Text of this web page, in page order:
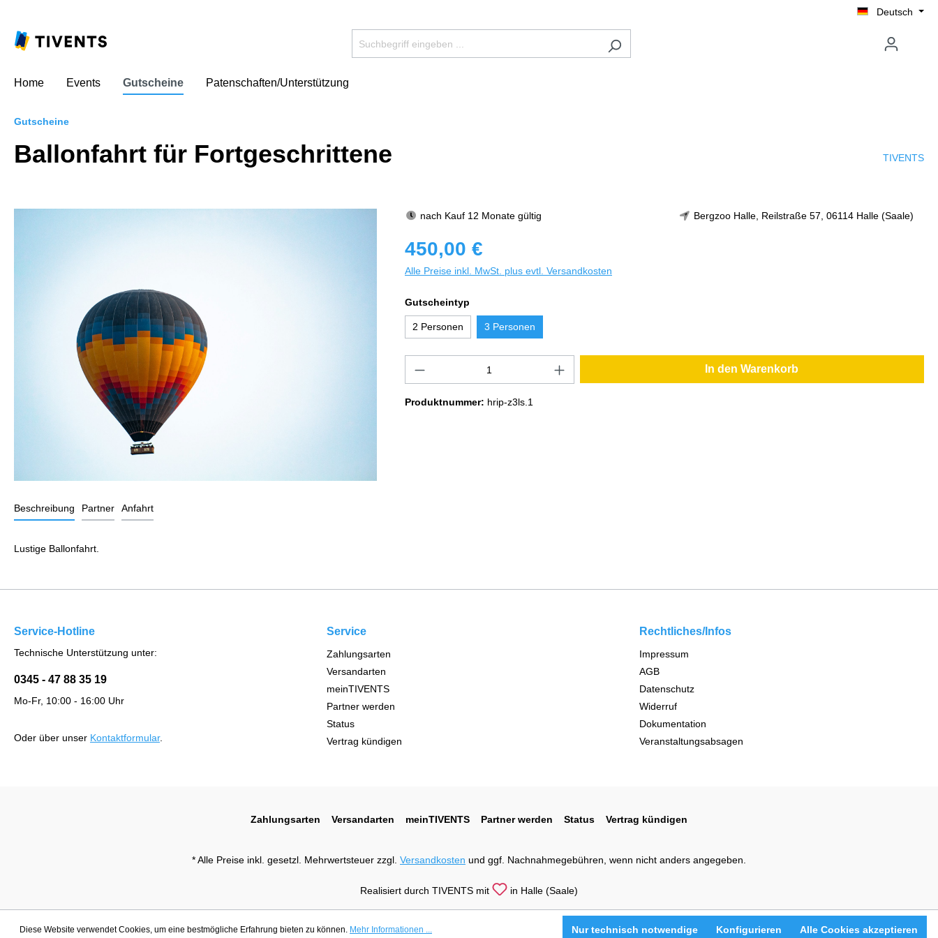
Deutsch
Home Events Gutscheine Patenschaften/Unterstützung
Gutscheine
Ballonfahrt für Fortgeschrittene TIVENTS
nach Kauf 12 Monate gültig Bergzoo Halle, Reilstraße 57, 06114 Halle (Saale)
450,00 €
Alle Preise inkl. MwSt. plus evtl. Versandkosten
Gutscheintyp
2 Personen 3 Personen
In den Warenkorb
Produktnummer: hrip-z3ls.1
Beschreibung Partner Anfahrt
Lustige Ballonfahrt.
Service-Hotline
Technische Unterstützung unter:
0345 - 47 88 35 19
Mo-Fr, 10:00 - 16:00 Uhr
Oder über unser Kontaktformular.
Service
Zahlungsarten
Versandarten
meinTIVENTS
Partner werden
Status
Vertrag kündigen
Rechtliches/Infos
Impressum
AGB
Datenschutz
Widerruf
Dokumentation
Veranstaltungsabsagen
Zahlungsarten Versandarten meinTIVENTS Partner werden Status Vertrag kündigen
* Alle Preise inkl. gesetzl. Mehrwertsteuer zzgl. Versandkosten und ggf. Nachnahmegebühren, wenn nicht anders angegeben.
Realisiert durch TIVENTS mit in Halle (Saale)
Diese Website verwendet Cookies, um eine bestmögliche Erfahrung bieten zu können. Mehr Informationen ... Nur technisch notwendige Konfigurieren Alle Cookies akzeptieren